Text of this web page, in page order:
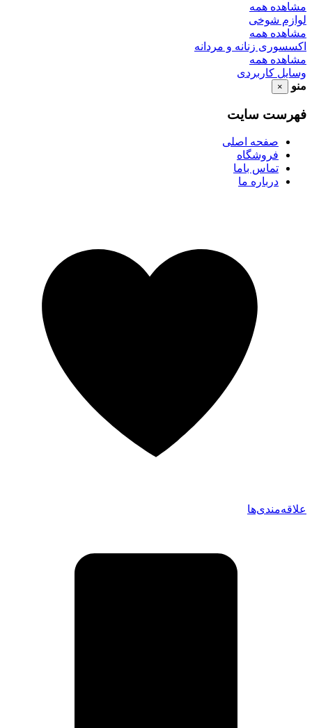
مشاهده همه
لوازم شوخی
مشاهده همه
اکسسوری زنانه و مردانه
مشاهده همه
وسایل کاربردی
منو
×
فهرست سایت
صفحه اصلی
فروشگاه
تماس باما
درباره ما
علاقه‌مندی‌ها